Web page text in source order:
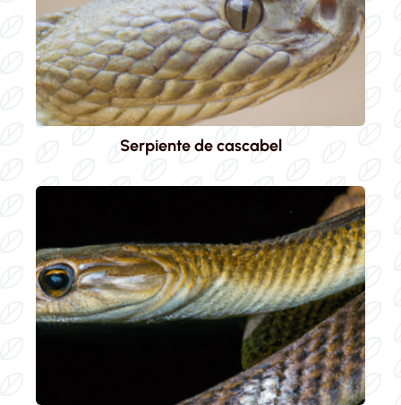
Serpiente de cascabel